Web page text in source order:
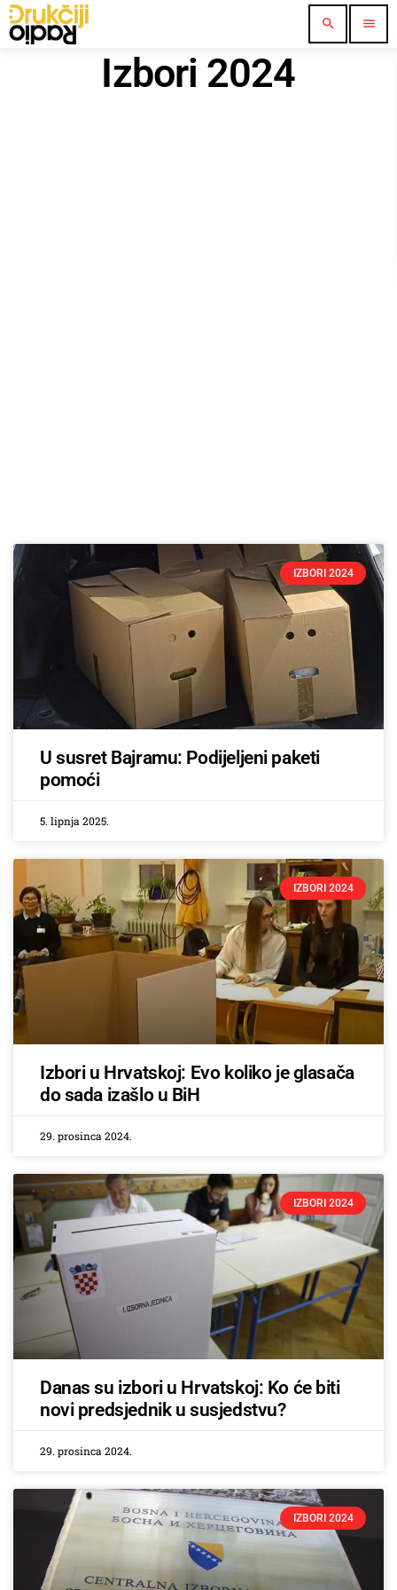
search menu
Izbori 2024
IZBORI 2024
U susret Bajramu: Podijeljeni paketi
pomoći
5. lipnja 2025.
IZBORI 2024
Izbori u Hrvatskoj: Evo koliko je glasača
do sada izašlo u BiH
29. prosinca 2024.
IZBORI 2024
Danas su izbori u Hrvatskoj: Ko će biti
novi predsjednik u susjedstvu?
29. prosinca 2024.
IZBORI 2024